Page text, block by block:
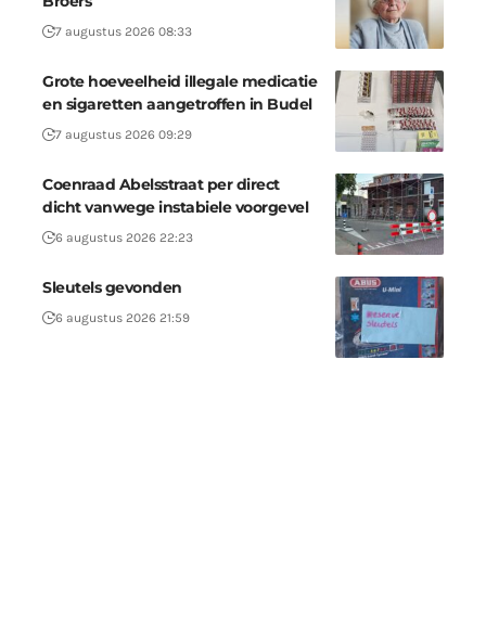
7 augustus 2026 08:33
Grote hoeveelheid illegale medicatie
en sigaretten aangetroffen in Budel
7 augustus 2026 09:29
Coenraad Abelsstraat per direct
dicht vanwege instabiele voorgevel
6 augustus 2026 22:23
Sleutels gevonden
6 augustus 2026 21:59